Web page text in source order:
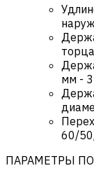
мм -
60/
ПАРАМЕТРЫ